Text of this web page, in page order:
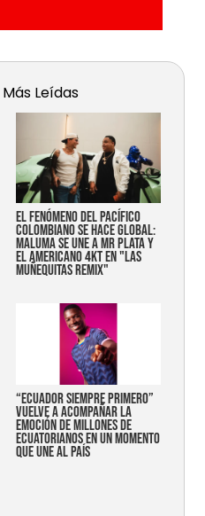
Más Leídas
EL FENÓMENO DEL PACÍFICO
COLOMBIANO SE HACE GLOBAL:
MALUMA SE UNE A MR PLATA Y
EL AMERICANO 4KT EN "LAS
MUÑEQUITAS REMIX"
“Ecuador siempre primero”
vuelve a acompañar la
emoción de millones de
ecuatorianos en un momento
que une al país